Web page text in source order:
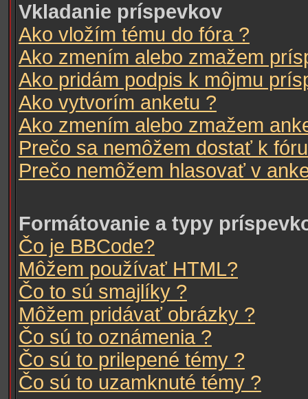
Vkladanie príspevkov
Ako vložím tému do fóra ?
Ako zmením alebo zmažem
Ako pridám podpis k môjmu
Ako vytvorím anketu ?
Ako zmením alebo zmažem
Prečo sa nemôžem dostať k
Prečo nemôžem hlasovať v
Formátovanie a typy
Čo je BBCode?
Môžem používať HTML?
Čo to sú smajlíky ?
Môžem pridávať obrázky ?
Čo sú to oznámenia ?
Čo sú to prilepené témy ?
Čo sú to uzamknuté témy ?